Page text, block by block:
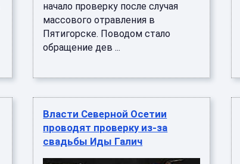
начало проверку после случая
массового отравления в
Пятигорске. Поводом стало
обращение дев ...
Власти Северной Осетии
проводят проверку из-за
свадьбы Иды Галич